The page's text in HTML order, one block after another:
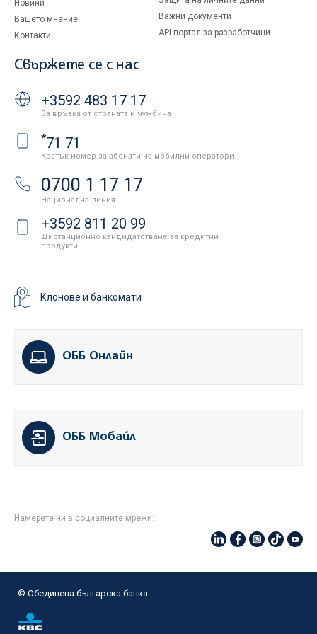
Новини
Вашето мнение
Контакти
Важни документи
API портал за разработчици
Свържете се с нас
+3592 483 17 17
За връзка от страната и чужбина
*71 71
Кратък номер за абонати на мобилни оператори
0700 1 17 17
Национална линия
+3592 811 20 99
Дистанционно кандидатстване за кредитни
продукти
Клонове и банкомати
ОББ Онлайн
ОББ Мобайл
Намерете ни в социалните мрежи:
© Oбединена българска банка